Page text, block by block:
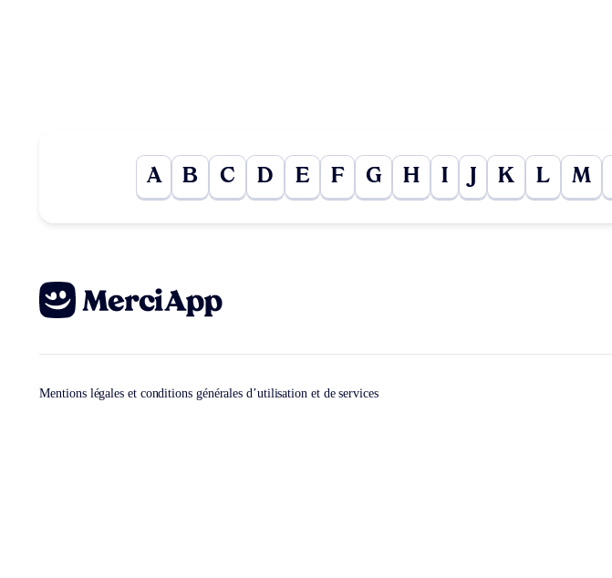
A B C D E F G H I K L M
Mentions légales et conditions générales d’utilisation et de services